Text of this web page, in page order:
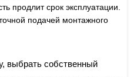
продлит срок эксплуатации.
подачей монтажного
выбрать собственный